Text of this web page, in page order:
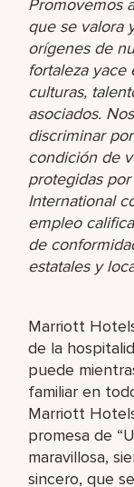
Promovemos
que se valora
orígenes de
fortaleza yace
culturas,
asociados.
discriminar
condición de
protegidas
International
empleo
de
estatales y
Marriott
de la
puede
familiar en
Marriott
promesa de
maravillosa,
sincero, que